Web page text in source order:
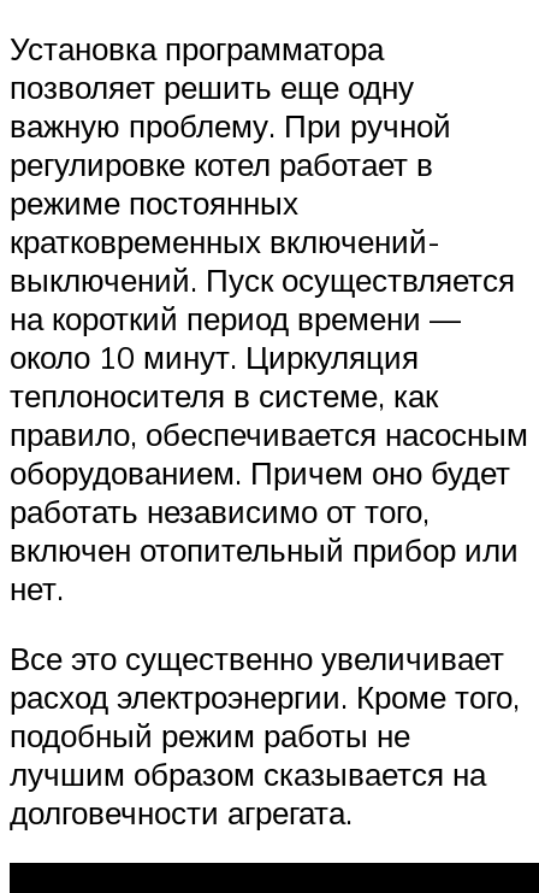
Установка программатора
позволяет решить еще одну
важную проблему. При ручной
регулировке котел работает в
режиме постоянных
кратковременных включений-
выключений. Пуск осуществляется
на короткий период времени —
около 10 минут. Циркуляция
теплоносителя в системе, как
правило, обеспечивается насосным
оборудованием. Причем оно будет
работать независимо от того,
включен отопительный прибор или
нет.
Все это существенно увеличивает
расход электроэнергии. Кроме того,
подобный режим работы не
лучшим образом сказывается на
долговечности агрегата.